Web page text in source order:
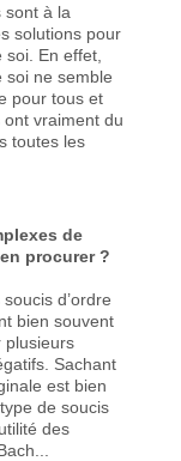
sont à la
solutions pour
En effet,
soi ne semble
pour tous et
vraiment du
toutes les
de
procurer ?
d’ordre
bien souvent
plusieurs
Sachant
est bien
de soucis
des